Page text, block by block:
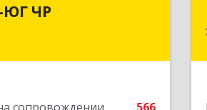
ЮГ ЧР
Респ, Грозный г,